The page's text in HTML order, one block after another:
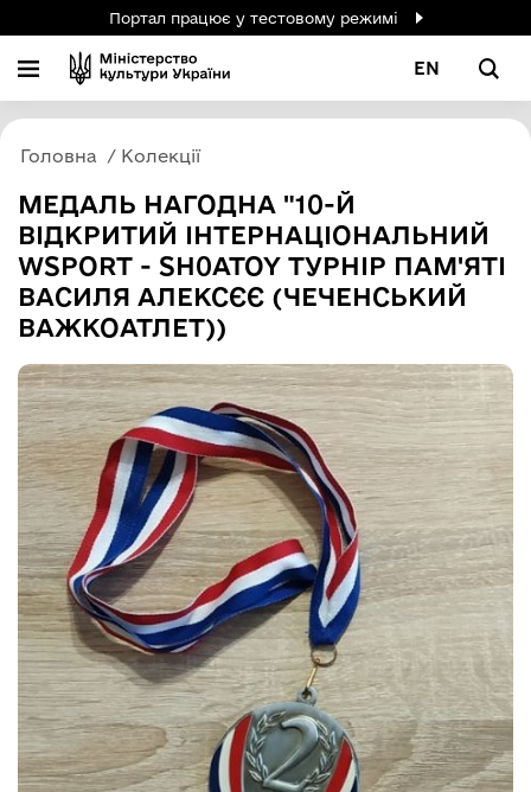
Портал працює у тестовому режимі
EN
Головна Колекції
МЕДАЛЬ НАГОДНА "10-Й
ВІДКРИТИЙ ІНТЕРНАЦІОНАЛЬНИЙ
WSPORT - SH0ATOY ТУРНІР ПАМ'ЯТІ
ВАСИЛЯ АЛЕКСЄЄ (ЧЕЧЕНСЬКИЙ
ВАЖКОАТЛЕТ))